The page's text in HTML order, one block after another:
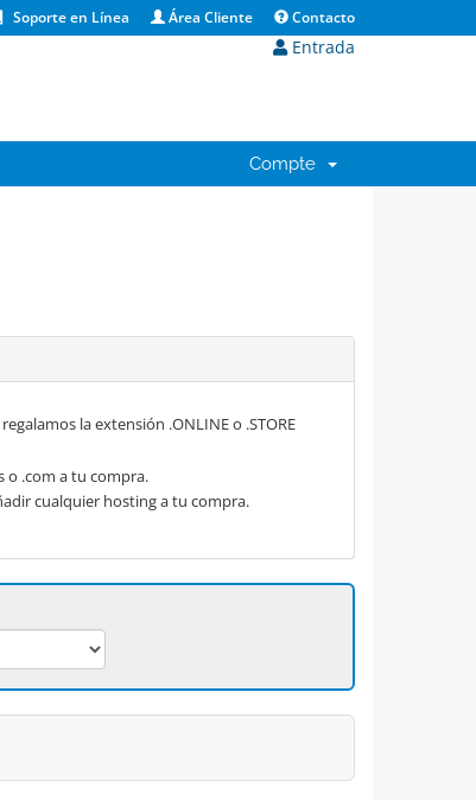
Soporte en Línea Área Cliente Contacto
Entrada
Compte
la extensión .ONLINE o .STORE
o .com a tu compra.
cualquier hosting a tu compra.